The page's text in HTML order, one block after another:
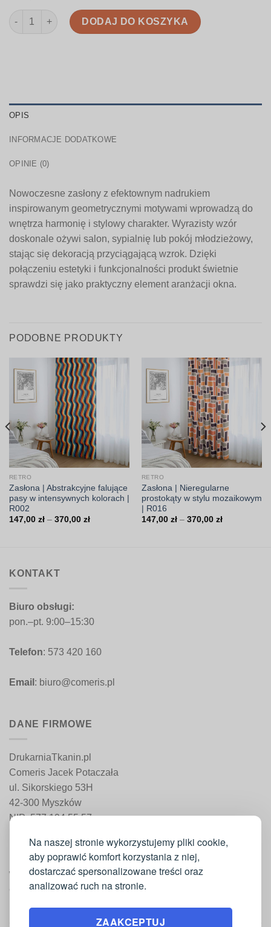
Na naszej stronie wykorzystujemy pliki cookie,
aby poprawić komfort korzystania z niej,
dostarczać spersonalizowane treści oraz
analizować ruch na stronie.
ZAAKCEPTUJ
ilość Zasłona | Geometryczne łańcuchy | R008
DODAJ DO KOSZYKA
OPIS
INFORMACJE DODATKOWE
OPINIE (0)
Nowoczesne zasłony z efektownym nadrukiem
inspirowanym geometrycznymi motywami wprowadzą do
wnętrza harmonię i stylowy charakter. Wyrazisty wzór
doskonale ożywi salon, sypialnię lub pokój młodzieżowy,
stając się dekoracją przyciągającą wzrok. Dzięki
połączeniu estetyki i funkcjonalności produkt świetnie
sprawdzi się jako praktyczny element aranżacji okna.
PODOBNE PRODUKTY
RETRO
Zasłona | Abstrakcyjne falujące
pasy w intensywnych kolorach |
R002
147,00 zł – 370,00 złZakres
RETRO
Zasłona | Nieregularne
prostokąty w stylu mozaikowym
| R016
147,00 zł – 370,00 złZakres
KONTAKT
Biuro obsługi:
pon.–pt. 9:00–15:30
Telefon: 573 420 160
Email : biuro@comeris.pl
DANE FIRMOWE
DrukarniaTkanin.pl
Comeris Jacek Potaczała
ul. Sikorskiego 53H
42-300 Myszków
NIP: 577 194 55 57
WAŻNE INFORMACJE
Moje konto